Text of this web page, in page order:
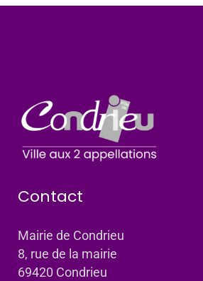
Contact
Mairie de Condrieu
8, rue de la mairie
69420 Condrieu